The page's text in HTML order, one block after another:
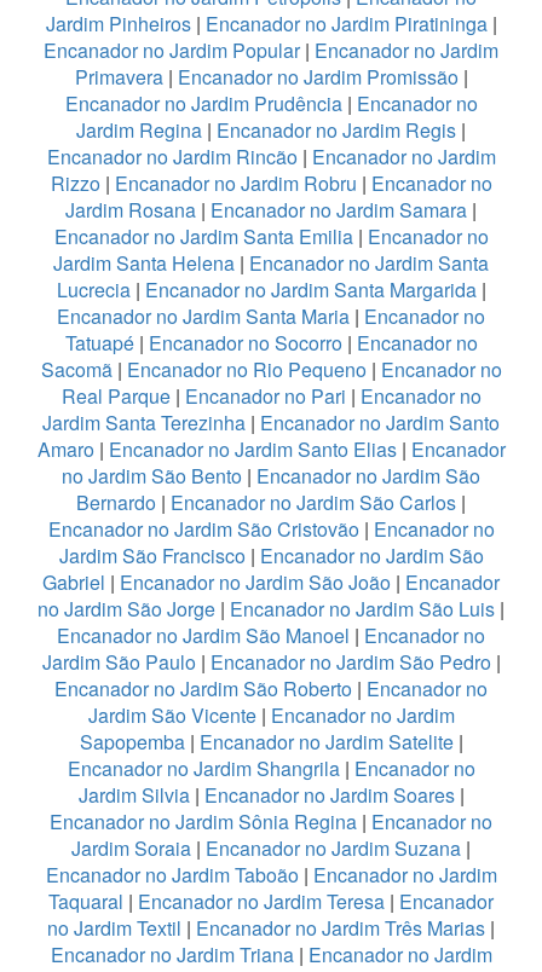
Jardim Pinheiros| Encanador no Jardim Piratininga|
Encanador no Jardim Popular| Encanador no Jardim
Primavera| Encanador no Jardim Promissão|
Encanador no Jardim Prudência| Encanador no
Jardim Regina | Encanador no Jardim Regis |
Encanador no Jardim Rincão| Encanador no Jardim
Rizzo| Encanador no Jardim Robru | Encanador no
Jardim Rosana | Encanador no Jardim Samara |
Encanador no Jardim Santa Emilia| Encanador no
Jardim Santa Helena | Encanador no Jardim Santa
Lucrecia| Encanador no Jardim Santa Margarida|
Encanador no Jardim Santa Maria | Encanador no
Tatuapé| Encanador no Socorro| Encanador no
Sacomã| Encanador no Rio Pequeno| Encanador no
Real Parque| Encanador no Pari | Encanador no
Jardim Santa Terezinha | Encanador no Jardim Santo
Amaro| Encanador no Jardim Santo Elias| Encanador
no Jardim São Bento | Encanador no Jardim São
Bernardo | Encanador no Jardim São Carlos |
Encanador no Jardim São Cristovão| Encanador no
Jardim São Francisco| Encanador no Jardim São
Gabriel | Encanador no Jardim São João | Encanador
no Jardim São Jorge | Encanador no Jardim São Luis |
Encanador no Jardim São Manoel | Encanador no
Jardim São Paulo| Encanador no Jardim São Pedro|
Encanador no Jardim São Roberto | Encanador no
Jardim São Vicente| Encanador no Jardim
Sapopemba| Encanador no Jardim Satelite|
Encanador no Jardim Shangrila| Encanador no
Jardim Silvia| Encanador no Jardim Soares|
Encanador no Jardim Sônia Regina | Encanador no
Jardim Soraia | Encanador no Jardim Suzana |
Encanador no Jardim Taboão| Encanador no Jardim
Taquaral | Encanador no Jardim Teresa | Encanador
no Jardim Textil | Encanador no Jardim Três Marias |
Encanador no Jardim Triana| Encanador no Jardim